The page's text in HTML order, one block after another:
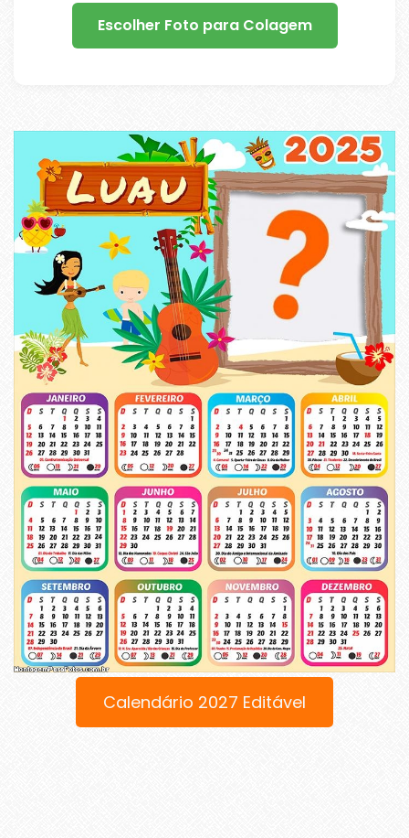
Escolher Foto para Colagem
Calendário 2027 Editável